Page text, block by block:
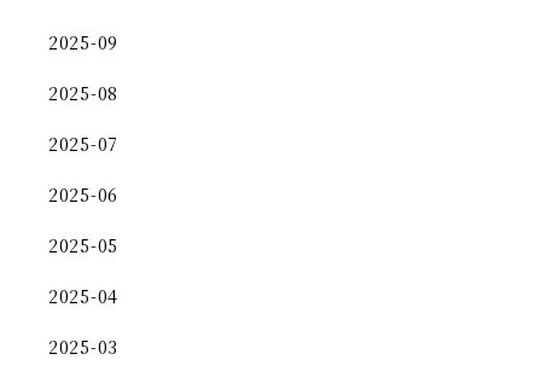
2025-09
2025-08
2025-07
2025-06
2025-05
2025-04
2025-03